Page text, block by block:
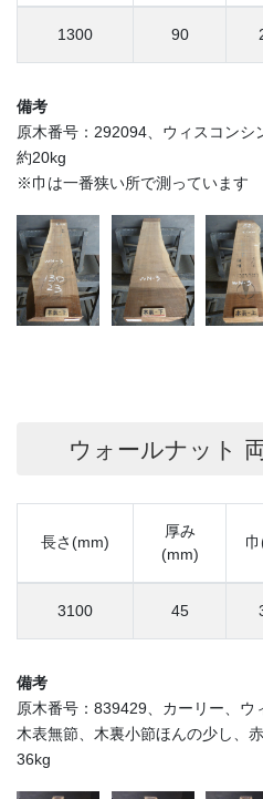
1300 90
備考
原木番号：292094、ウィスコンシ
約20kg
※巾は一番狭い所で測っています
ウォールナット
長さ(mm)
厚み
(mm)
3100 45
備考
原木番号：839429、カーリー、ウ
木表無節、木裏小節ほんの少し、
36kg